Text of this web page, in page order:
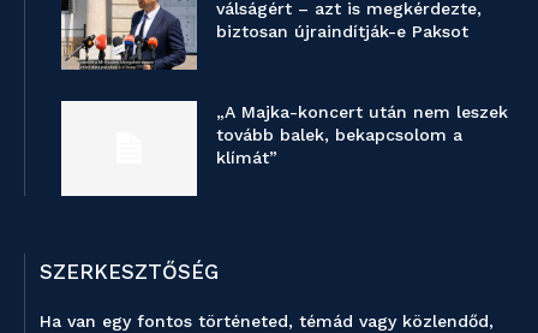
válságért – azt is megkérdezte,
biztosan újraindítják-e Paksot
„A Majka-koncert után nem leszek
tovább balek, bekapcsolom a
klímát”
SZERKESZTŐSÉG
Ha van egy fontos történeted, témád vagy közlendőd,